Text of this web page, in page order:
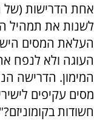
אחת הדרישות (של
לשנות את תמהיל
העלאת המסים
העוגה ולא לנפח
חשודות בקומוניזם?"